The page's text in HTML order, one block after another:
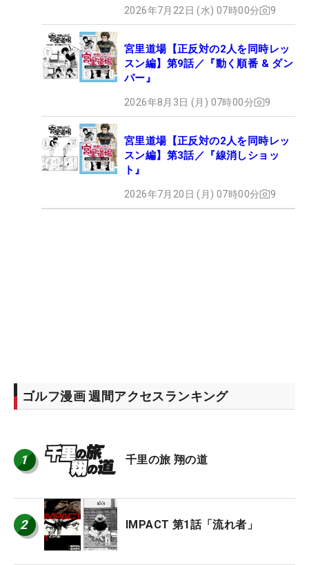
2026年7月22日 (水) 07時00分 9
宮里道場【正反対の2人を同時レッ
スン編】第9話／『動く順番 & ダン
パー』
2026年8月3日 (月) 07時00分 9
宮里道場【正反対の2人を同時レッ
スン編】第3話／『線消しショッ
ト』
2026年7月20日 (月) 07時00分 9
ゴルフ漫画 週間アクセスランキング
1 千里の旅 翔の道
2 IMPACT 第1話「流れ者」